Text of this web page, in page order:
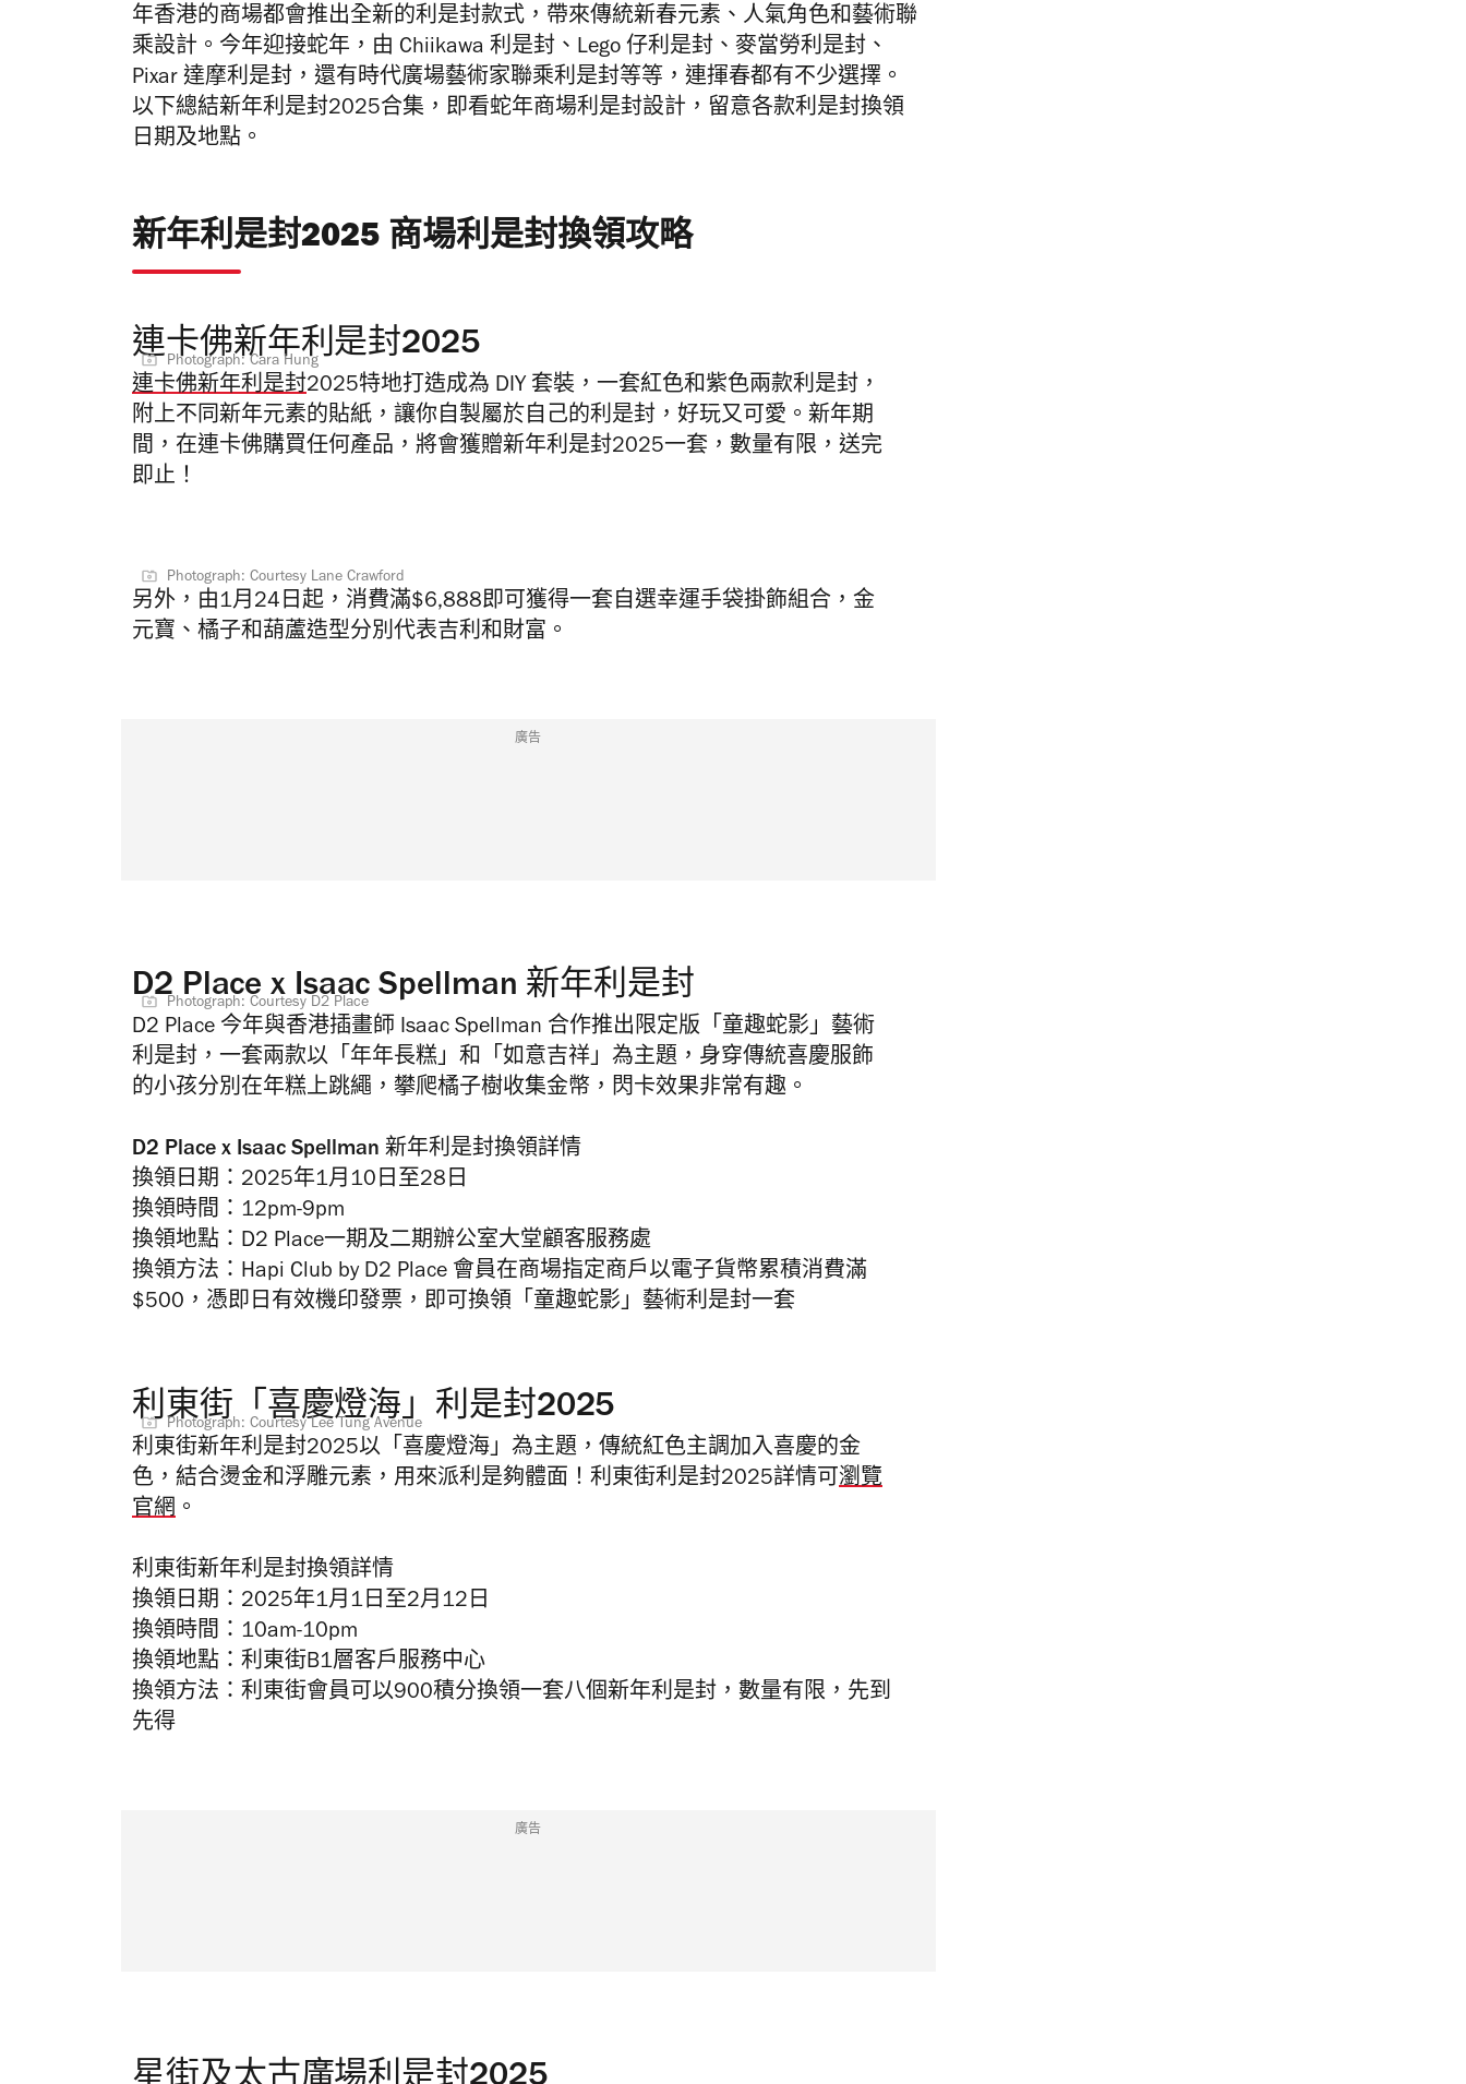
年香港的商場都會推出全新的利是封款式，帶來傳統新春元素、人氣角色和藝術聯
乘設計。今年迎接蛇年，由 Chiikawa 利是封、Lego 仔利是封、麥當勞利是封、
Pixar 達摩利是封，還有時代廣場藝術家聯乘利是封等等，連揮春都有不少選擇。
以下總結新年利是封2025合集，即看蛇年商場利是封設計，留意各款利是封換領
日期及地點。
新年利是封2025 商場利是封換領攻略
連卡佛新年利是封2025
Photograph: Cara Hung
連卡佛新年利是封2025特地打造成為 DIY 套裝，一套紅色和紫色兩款利是封，
附上不同新年元素的貼紙，讓你自製屬於自己的利是封，好玩又可愛。 新年期
間，在連卡佛購買任何產品，將會獲贈新年利是封2025一套，數量有限，送完
即止！
Photograph: Courtesy Lane Crawford
另外， 由1月24日起，消費滿$6,888即可獲得一套自選幸運手袋掛飾組合 ， 金
元寶、橘子和葫蘆造型分別代表吉利和財富。
廣告
D2 Place x Isaac Spellman 新年利是封
Photograph: Courtesy D2 Place
D2 Place 今年與香港插畫師 Isaac Spellman 合作推出限定版「童趣蛇影」藝術
利是封，一套兩款以「年年長糕」和「 如意吉祥」為主題 ，身穿傳統喜慶服飾
的小孩分別在年糕上跳繩，攀爬橘子樹收集金幣，閃卡效果非常有趣。
D2 Place x Isaac Spellman 新年利是封換領詳情
換領日期：2025年1月10日至28日
換領時間：12pm-9pm
換領地點：D2 Place一期及二期辦公室大堂顧客服務處
換領方法：Hapi Club by D2 Place 會員在商場指定商戶以電子貨幣累積消費滿
$500，憑即日有效機印發票，即可換領「童趣蛇影」藝術利是封一套
利東街「喜慶燈海」利是封2025
Photograph: Courtesy Lee Tung Avenue
利東街新年利是封2025以「喜慶燈海」為主題，傳統紅色主調加入喜慶的金
色，結合燙金和浮雕元素，用來派利是夠體面！利東街利是封2025詳情可瀏覽
官網 。
利東街新年利是封換領詳情
換領日期：2025年1月1日至2月12日
換領時間：10am-10pm
換領地點：利東街B1層客戶服務中心
換領方法：利東街會員可以900積分換領一套八個新年利是封，數量有限，先到
先得
廣告